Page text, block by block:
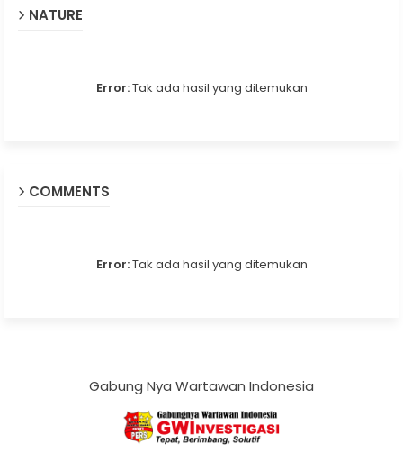
NATURE
Error:Tak ada hasil yang ditemukan
COMMENTS
Error:Tak ada hasil yang ditemukan
Gabung Nya Wartawan Indonesia